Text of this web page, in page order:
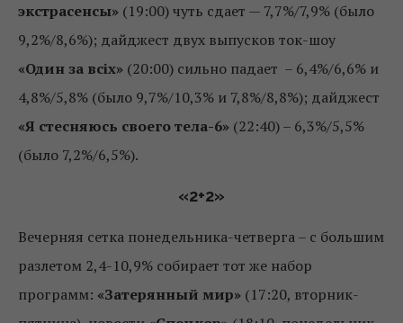
экстрасенсы» (19:00) чуть сдает — 7,7%/7,9% (было
9,2%/8,6%); дайджест двух выпусков ток-шоу
«Один за всіх» (20:00) сильно падает – 6,4%/6,6% и
4,8%/5,8% (было 9,7%/10,3% и 7,8%/8,8%); дайджест
«Я стесняюсь своего тела-6» (22:40) – 6,3%/5,5%
(было 7,2%/6,5%).
«2+2»
Вечерняя сетка понедельника-четверга – с большим
разлетом 2,4-10,9% собирает тот же набор
программ: «Затерянный мир» (17:20, вторник-